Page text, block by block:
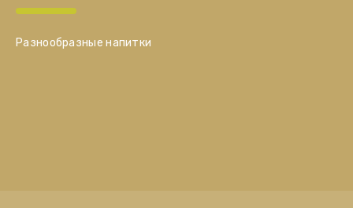
Разнообразные напитки